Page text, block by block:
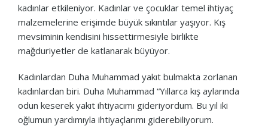
kadınlar etkileniyor. Kadınlar ve çocuklar temel ihtiyaç
malzemelerine erişimde büyük sıkıntılar yaşıyor. Kış
mevsiminin kendisini hissettirmesiyle birlikte
mağduriyetler de katlanarak büyüyor.
Kadınlardan Duha Muhammad yakıt bulmakta zorlanan
kadınlardan biri. Duha Muhammad “Yıllarca kış aylarında
odun keserek yakıt ihtiyacımı gideriyordum. Bu yıl iki
oğlumun yardımıyla ihtiyaçlarımı giderebiliyorum.